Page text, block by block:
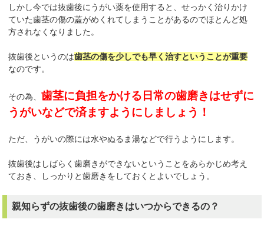
しかし今では抜歯後にうがい薬を使用すると、せっかく治りかけ
ていた歯茎の傷の蓋がめくれてしまうことがあるのでほとんど処
方されなくなりました。
抜歯後というのは歯茎の傷を少しでも早く治すということが重要
なのです。
その為、歯茎に負担をかける日常の歯磨きはせずに
うがいなどで済ますようにしましょう！
ただ、うがいの際には水やぬるま湯などで行うようにします。
抜歯後はしばらく歯磨きができないということをあらかじめ考え
ておき、しっかりと歯磨きをしておくとよいでしょう。
親知らずの抜歯後の歯磨きはいつからできるの？